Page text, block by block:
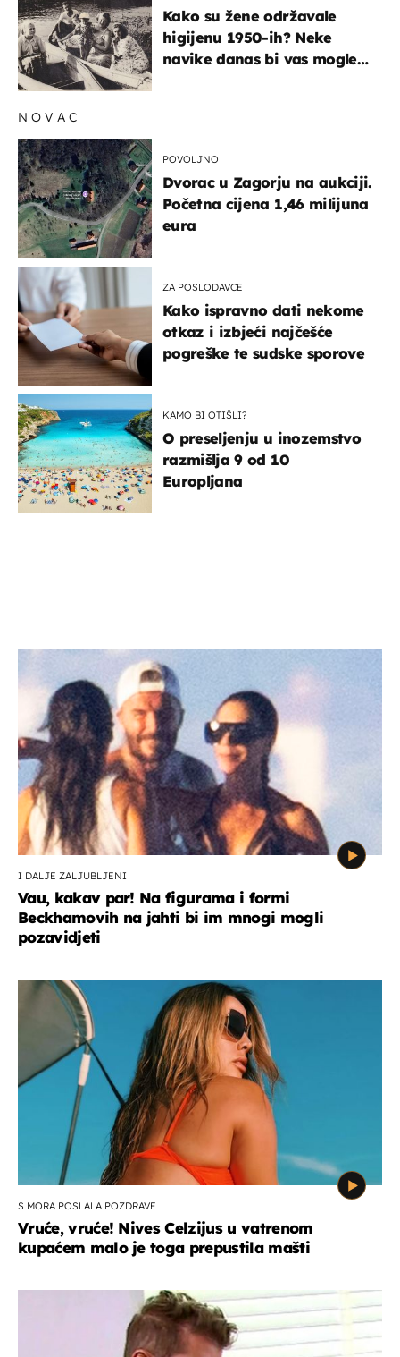
Kako su žene održavale
higijenu 1950-ih? Neke
navike danas bi vas mogle
NOVAC
POVOLJNO
Dvorac u Zagorju na aukciji.
Početna cijena 1,46 milijuna
eura
ZA POSLODAVCE
Kako ispravno dati nekome
otkaz i izbjeći najčešće
pogreške te sudske sporove
KAMO BI OTIŠLI?
O preseljenju u inozemstvo
razmišlja 9 od 10
Europljana
I DALJE ZALJUBLJENI
Vau, kakav par! Na figurama i formi
Beckhamovih na jahti bi im mnogi mogli
pozavidjeti
S MORA POSLALA POZDRAVE
Vruće, vruće! Nives Celzijus u vatrenom
kupaćem malo je toga prepustila mašti